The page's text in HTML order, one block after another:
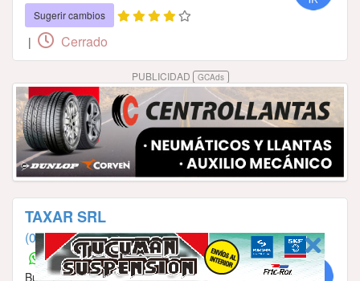
Sugerir cambios
| Cerrado
PUBLICIDAD GCAds
TAXAR SRL
(0299) 154721220
2994721220
Buenos Aires Sur 936 - (8316) Plottier